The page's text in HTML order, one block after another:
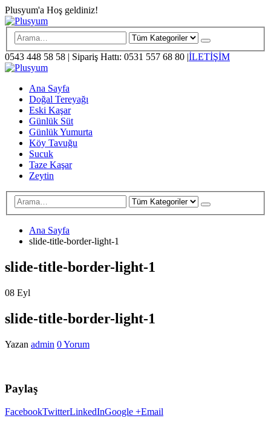
Plusyum'a Hoş geldiniz!
0543 448 58 58 | Sipariş Hattı: 0531 557 68 80 |İLETİŞİM
Ana Sayfa
Doğal Tereyağı
Eski Kaşar
Günlük Süt
Günlük Yumurta
Köy Tavuğu
Sucuk
Taze Kaşar
Zeytin
Ana Sayfa
slide-title-border-light-1
slide-title-border-light-1
08 Eyl
slide-title-border-light-1
Yazan admin 0 Yorum
Paylaş
FacebookTwitterLinkedInGoogle +Email